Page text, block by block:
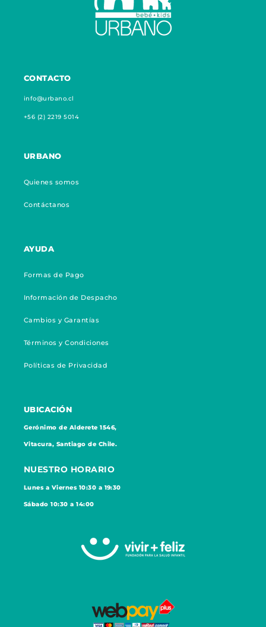
CONTACTO
info@urbano.cl
+56 (2) 2219 5014
URBANO
Quienes somos
Contáctanos
AYUDA
Formas de Pago
Información de Despacho
Cambios y Garantías
Términos y Condiciones
Políticas de Privacidad
UBICACIÓN
Gerónimo de Alderete 1546,
Vitacura, Santiago de Chile.
NUESTRO HORARIO
Lunes a Viernes 10:30 a 19:30
Sábado 10:30 a 14:00